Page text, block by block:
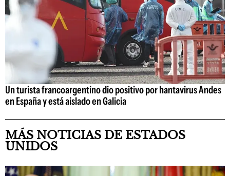
Un turista francoargentino dio positivo por hantavirus Andes
en España y está aislado en Galicia
MÁS NOTICIAS DE ESTADOS
UNIDOS